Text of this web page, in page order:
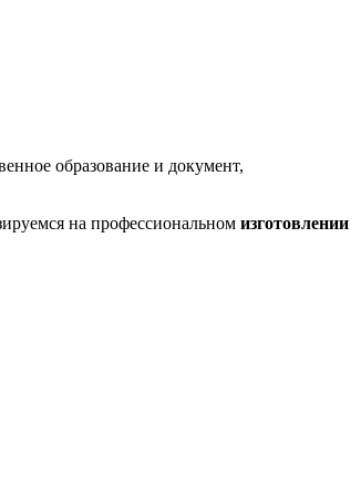
образование и документ,
на профессиональном изготовлении